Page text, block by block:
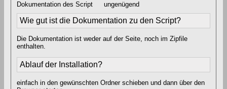
Dokumentation des Script
ungenügend
Wie gut ist die Dokumentation zu den Script?
Die Dokumentation ist weder auf der Seite, noch im Zipfile
enthalten.
Ablauf der Installation?
einfach in den gewünschten Ordner schieben und dann über den